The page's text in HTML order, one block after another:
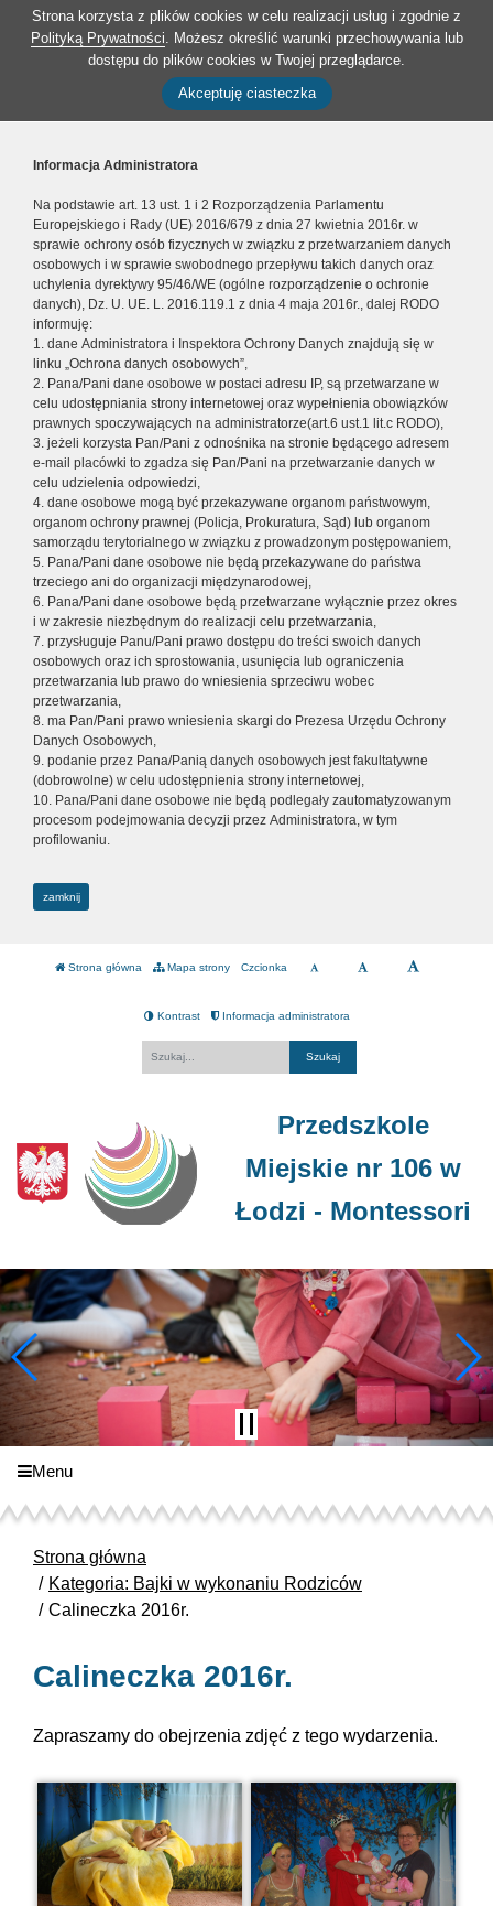
Strona korzysta z plików cookies w celu realizacji usług i zgodnie z
Polityką Prywatności. Możesz określić warunki przechowywania lub
dostępu do plików cookies w Twojej przeglądarce.
Akceptuję ciasteczka
Informacja Administratora
Na podstawie art. 13 ust. 1 i 2 Rozporządzenia Parlamentu
Europejskiego i Rady (UE) 2016/679 z dnia 27 kwietnia 2016r. w
sprawie ochrony osób fizycznych w związku z przetwarzaniem danych
osobowych i w sprawie swobodnego przepływu takich danych oraz
uchylenia dyrektywy 95/46/WE (ogólne rozporządzenie o ochronie
danych), Dz. U. UE. L. 2016.119.1 z dnia 4 maja 2016r., dalej RODO
informuję:
1. dane Administratora i Inspektora Ochrony Danych znajdują się w
linku „Ochrona danych osobowych”,
2. Pana/Pani dane osobowe w postaci adresu IP, są przetwarzane w
celu udostępniania strony internetowej oraz wypełnienia obowiązków
prawnych spoczywających na administratorze(art.6 ust.1 lit.c RODO),
3. jeżeli korzysta Pan/Pani z odnośnika na stronie będącego adresem
e-mail placówki to zgadza się Pan/Pani na przetwarzanie danych w
celu udzielenia odpowiedzi,
4. dane osobowe mogą być przekazywane organom państwowym,
organom ochrony prawnej (Policja, Prokuratura, Sąd) lub organom
samorządu terytorialnego w związku z prowadzonym postępowaniem,
5. Pana/Pani dane osobowe nie będą przekazywane do państwa
trzeciego ani do organizacji międzynarodowej,
6. Pana/Pani dane osobowe będą przetwarzane wyłącznie przez okres
i w zakresie niezbędnym do realizacji celu przetwarzania,
7. przysługuje Panu/Pani prawo dostępu do treści swoich danych
osobowych oraz ich sprostowania, usunięcia lub ograniczenia
przetwarzania lub prawo do wniesienia sprzeciwu wobec
przetwarzania,
8. ma Pan/Pani prawo wniesienia skargi do Prezesa Urzędu Ochrony
Danych Osobowych,
9. podanie przez Pana/Panią danych osobowych jest fakultatywne
(dobrowolne) w celu udostępnienia strony internetowej,
10. Pana/Pani dane osobowe nie będą podlegały zautomatyzowanym
procesom podejmowania decyzji przez Administratora, w tym
profilowaniu.
zamknij
Strona główna Mapa strony Czcionka
Kontrast Informacja administratora
Przedszkole
Miejskie nr 106 w
Łodzi - Montessori
Menu
Strona główna
Kategoria: Bajki w wykonaniu Rodziców
Calineczka 2016r.
Calineczka 2016r.
Zapraszamy do obejrzenia zdjęć z tego wydarzenia.